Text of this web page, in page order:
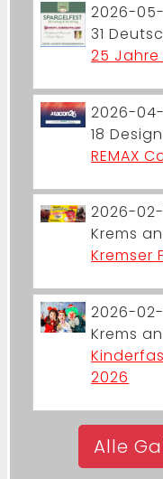
2026-
31
25
2026-
18
REMAX
2026-
Krems
Kremser
2026-
Krems
2026
Alle